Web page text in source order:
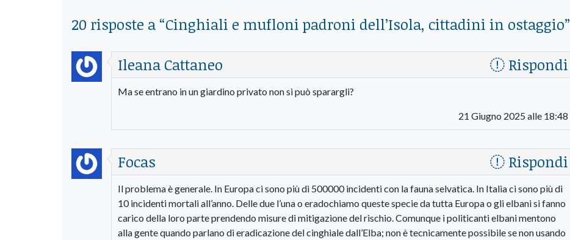
20 risposte a “Cinghiali e mufloni padroni dell’Isola, cittadini in ostaggio”
Ileana Cattaneo
Rispondi
Ma se entrano in un giardino privato non si può sparargli?
21 Giugno 2025 alle 18:48
Focas Rispondi
Il problema è generale. In Europa ci sono più di 500000 incidenti con la fauna selvatica. In Italia ci sono più di
10 incidenti mortali all’anno. Delle due l’una o eradochiamo queste specie da tutta Europa o gli elbani si fanno
carico della loro parte prendendo misure di mitigazione del rischio. Comunque i politicanti elbani mentono
alla gente quando parlano di eradicazione del cinghiale dall’Elba; non è tecnicamente possibile se non usando